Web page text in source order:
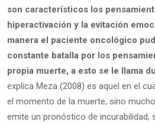
son característicos los
hiperactivación y la evitación
manera el paciente oncológico
constante batalla por los
propia muerte, a esto se le llama
explica Meza (2008) es aquel en el
el momento de la muerte, sino
emite un pronóstico de incurabilidad,